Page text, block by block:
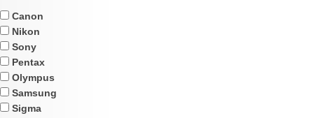
Canon
Nikon
Sony
Pentax
Olympus
Samsung
Sigma